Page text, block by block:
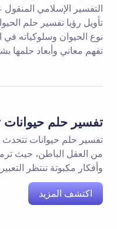
التفسير الإسلامي
تأويل رؤيا تفسير حلم
نوع الحيوان وسلوكياته في
تفهم معاني وأبعاد حلمها
تفسير حلم حيوانات
تفسير حلم حيوانات
من العقل الباطن، حيث
وأفكار مكبوتة تنتظر
اكتشف المزيد